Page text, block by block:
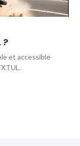
?
et accessible